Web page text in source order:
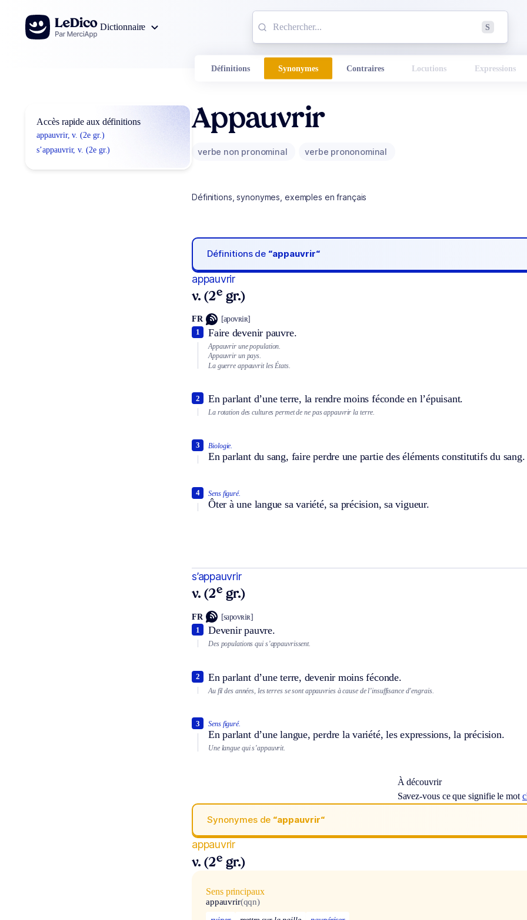
Aller au contenu
Dictionnaire
S
Définitions Synonymes Contraires Locutions Expressions
Accès rapide aux définitions
appauvrir, v. (2e gr.)
s’appauvrir, v. (2e gr.)
Appauvrir
verbe non pronominal verbe prononominal
Définitions, synonymes, exemples en français
Définitions de “appauvrir“
appauvrir
v. (2e gr.)
FR [apovʀiʀ]
Faire devenir pauvre.
1
Appauvrir une population.
Appauvrir un pays.
La guerre appauvrit les États.
En parlant d’une terre, la rendre moins féconde en l’épuisant.
2
La rotation des cultures permet de ne pas appauvrir la terre.
Biologie.
En parlant du sang, faire perdre une partie des éléments constitutifs du sang.
3
Sens figuré.
Ôter à une langue sa variété, sa précision, sa vigueur.
4
s’appauvrir
v. (2e gr.)
FR [sapovʀiʀ]
Devenir pauvre.
1
Des populations qui s’appauvrissent.
En parlant d’une terre, devenir moins féconde.
2
Au fil des années, les terres se sont appauvries à cause de l’insuffisance d’engrais.
Sens figuré.
En parlant d’une langue, perdre la variété, les expressions, la précision.
3
Une langue qui s’appauvrit.
À découvrir
Savez-vous ce que signifie le mot
Synonymes de “appauvrir“
appauvrir
v. (2e gr.)
Sens principaux
appauvrir(qqn)